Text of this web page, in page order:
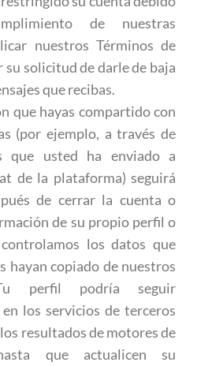
de nuestras
nuestros Términos de
su solicitud de darle de baja
que recibas.
que hayas compartido con
(por ejemplo, a través de
que usted ha enviado a
de la plataforma) seguirá
de cerrar la cuenta o
de su propio perfil o
los datos que
hayan copiado de nuestros
perfil podría seguir
los servicios de terceros
resultados de motores de
que actualicen su